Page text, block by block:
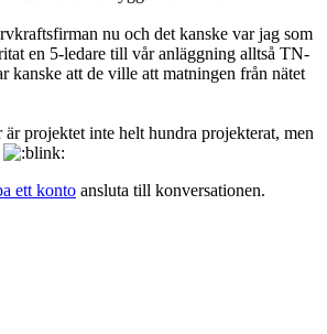
nu och det kanske var jag som
en 5-ledare till vår anläggning alltså TN-
kanske att de ville att matningen från nätet
är projektet inte helt hundra projekterat, men
ett konto ansluta till konversationen.